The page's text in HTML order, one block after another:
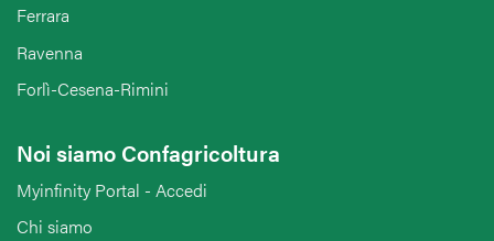
Ferrara
Ravenna
Forlì-Cesena-Rimini
Noi siamo Confagricoltura
Myinfinity Portal - Accedi
Chi siamo